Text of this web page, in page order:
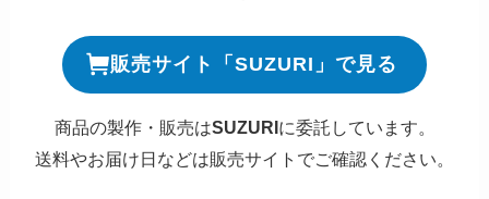
販売サイト「SUZURI」で見る
商品の製作・販売はSUZURI に委託しています。
送料やお届け日などは販売サイトでご確認ください。